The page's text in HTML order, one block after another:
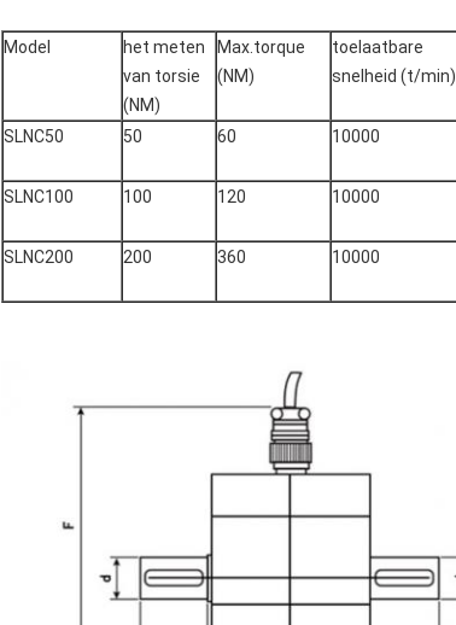
Model
het meten
van torsie
(NM)
Max.torque
(NM)
toelaatbare
snelheid (t/min)
SLNC50 50 60 10000
SLNC100
100 120 10000
SLNC200
200 360 10000